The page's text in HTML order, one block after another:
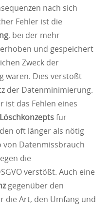
nach sich
Fehler ist die
, bei der mehr
und gespeichert
Zweck der
wären. Dies verstößt
der Datenminimierung.
ist das Fehlen eines
Löschkonzeptsfür
oft länger als nötig
von Datenmissbrauch
die
verstößt. Auch eine
gegenüber den
die Art, den Umfang und